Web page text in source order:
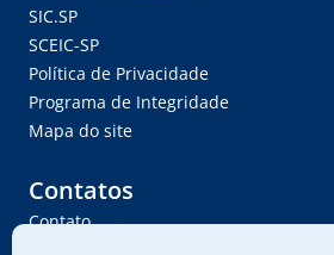
SIC.SP
SCEIC-SP
Política de Privacidade
Programa de Integridade
Mapa do site
Contatos
Contato